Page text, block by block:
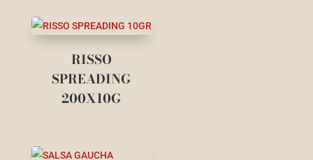
RISSO
SPREADING
200X10G